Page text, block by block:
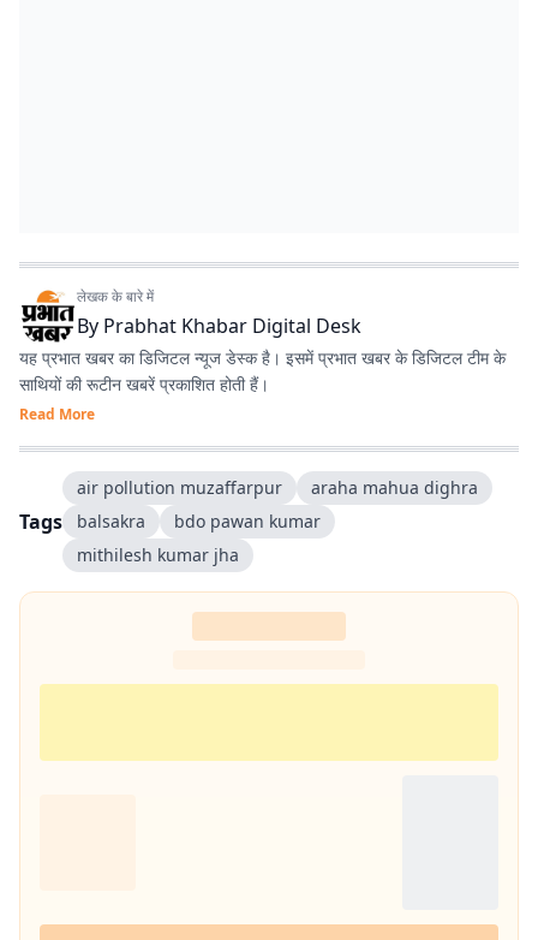
लेखक के बारे में
By Prabhat Khabar Digital Desk
यह प्रभात खबर का डिजिटल न्यूज डेस्क है। इसमें प्रभात खबर के डिजिटल टीम के
साथियों की रूटीन खबरें प्रकाशित होती हैं।
Read More
Tags
air pollution muzaffarpur
araha mahua dighra
balsakra
bdo pawan kumar
mithilesh kumar jha